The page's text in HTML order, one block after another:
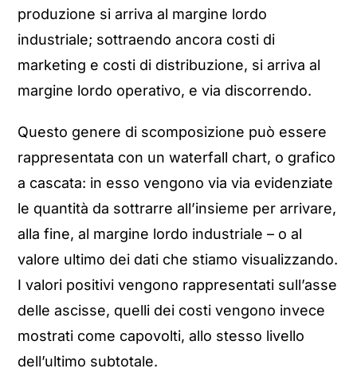
produzione si arriva al margine lordo
industriale; sottraendo ancora costi di
marketing e costi di distribuzione, si arriva al
margine lordo operativo, e via discorrendo.
Questo genere di scomposizione può essere
rappresentata con un waterfall chart, o grafico
a cascata: in esso vengono via via evidenziate
le quantità da sottrarre all’insieme per arrivare,
alla fine, al margine lordo industriale – o al
valore ultimo dei dati che stiamo visualizzando.
I valori positivi vengono rappresentati sull’asse
delle ascisse, quelli dei costi vengono invece
mostrati come capovolti, allo stesso livello
dell’ultimo subtotale.